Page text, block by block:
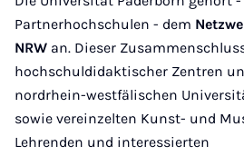
Partnerhochschulen - dem
NRW an. Dieser
hochschuldidaktischer Zentren
nordrhein-westfälischen
sowie vereinzelten Kunst- und
Lehrenden und interessierten